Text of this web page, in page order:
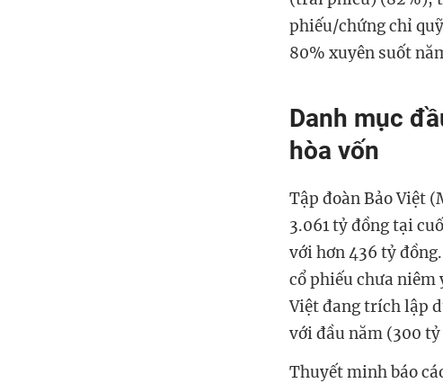
phiếu/chứng chỉ
80% xuyên suốt
Danh mục
hòa vốn
Tập đoàn Bảo Việt
3.061 tỷ đồng tại
với hơn 436 tỷ
cổ phiếu chưa niêm
Việt đang trích lập
với đầu năm (300 tỷ
Thuyết minh báo